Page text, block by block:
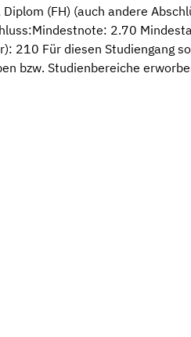
(FH) (auch andere
2.70
210 Für diesen Studiengang
bzw. Studienbereiche